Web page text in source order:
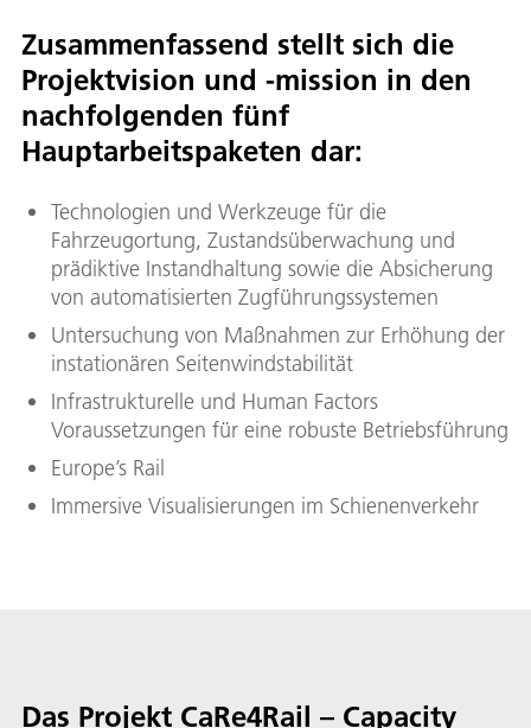
Zusammenfassend stellt sich die
Projektvision und -mission in den
nachfolgenden fünf
Hauptarbeitspaketen dar:
Technologien und Werkzeuge für die
Fahrzeugortung, Zustandsüberwachung und
prädiktive Instandhaltung sowie die Absicherung
von automatisierten Zugführungssystemen
Untersuchung von Maßnahmen zur Erhöhung der
instationären Seitenwindstabilität
Infrastrukturelle und Human Factors
Voraussetzungen für eine robuste Betriebsführung
Europe’s Rail
Immersive Visualisierungen im Schienenverkehr
Das Projekt CaRe4Rail – Capacity